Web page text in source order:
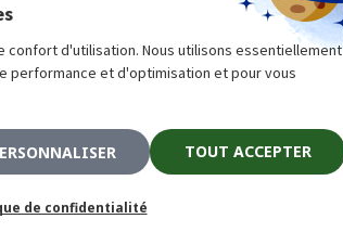
confort d'utilisation. Nous utilisons essentiellement
performance et d'optimisation et pour vous
TOUT ACCEPTER
de confidentialité